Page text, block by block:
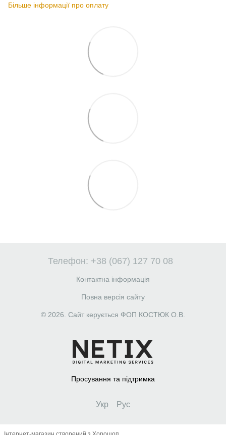
Більше інформації про оплату
Телефон: +38 (067) 127 70 08
Контактна інформація
Повна версія сайту
© 2026. Сайт керується ФОП КОСТЮК О.В.
Просування та підтримка
Укр Рус